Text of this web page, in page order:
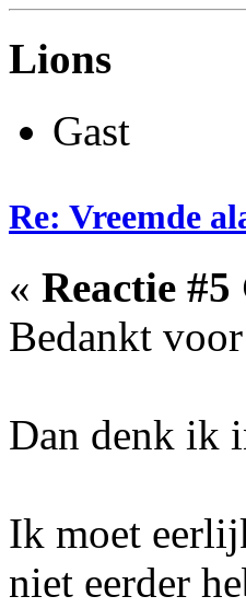
Lions
Gast
Re: Vreemde
« Reactie #5
Bedankt
Dan denk ik
Ik moet
niet eerder